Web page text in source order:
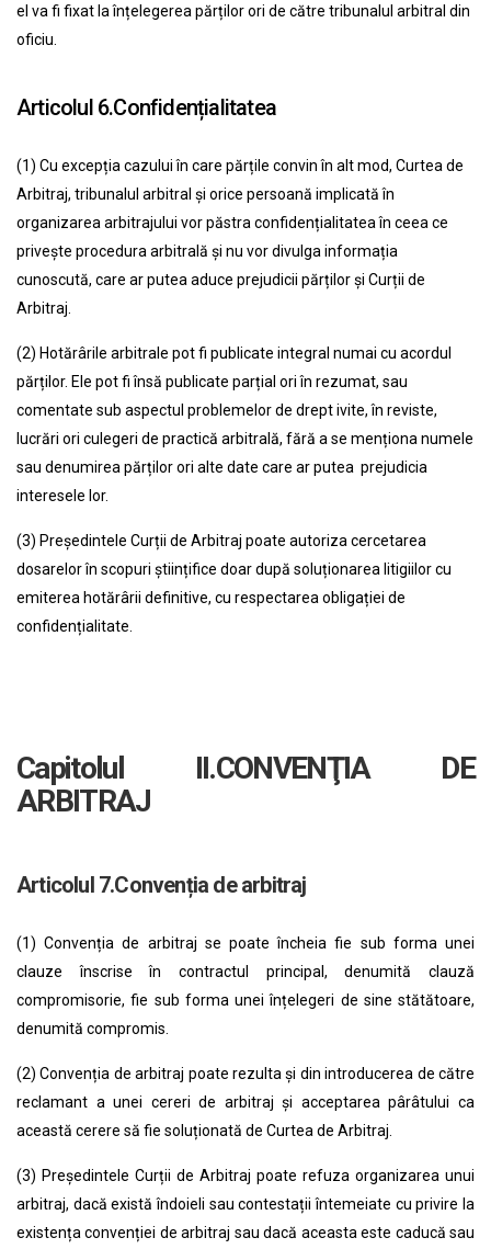
el va fi fixat la înțelegerea părților ori de către tribunalul arbitral din
oficiu.
Articolul 6.Confidențialitatea
(1) Cu excepția cazului în care părțile convin în alt mod, Curtea de
Arbitraj, tribunalul arbitral și orice persoană implicată în
organizarea arbitrajului vor păstra confidențialitatea în ceea ce
privește procedura arbitrală și nu vor divulga informația
cunoscută, care ar putea aduce prejudicii părților și Curții de
Arbitraj.
(2) Hotărârile arbitrale pot fi publicate integral numai cu acordul
părților. Ele pot fi însă publicate parțial ori în rezumat, sau
comentate sub aspectul problemelor de drept ivite, în reviste,
lucrări ori culegeri de practică arbitrală, fără a se menționa numele
sau denumirea părților ori alte date care ar putea prejudicia
interesele lor.
(3) Președintele Curții de Arbitraj poate autoriza cercetarea
dosarelor în scopuri științifice doar după soluționarea litigiilor cu
emiterea hotărârii definitive, cu respectarea obligației de
confidențialitate.
Capitolul II.CONVENŢIA DE
ARBITRAJ
Articolul 7.Convenția de arbitraj
(1) Convenția de arbitraj se poate încheia fie sub forma unei
clauze înscrise în contractul principal, denumită clauză
compromisorie, fie sub forma unei înțelegeri de sine stătătoare,
denumită compromis.
(2) Convenția de arbitraj poate rezulta și din introducerea de către
reclamant a unei cereri de arbitraj și acceptarea pârâtului ca
această cerere să fie soluționată de Curtea de Arbitraj.
(3) Președintele Curții de Arbitraj poate refuza organizarea unui
arbitraj, dacă există îndoieli sau contestații întemeiate cu privire la
existența convenției de arbitraj sau dacă aceasta este caducă sau